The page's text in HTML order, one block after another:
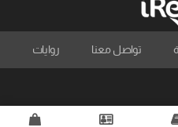
تواصل معنا روايات